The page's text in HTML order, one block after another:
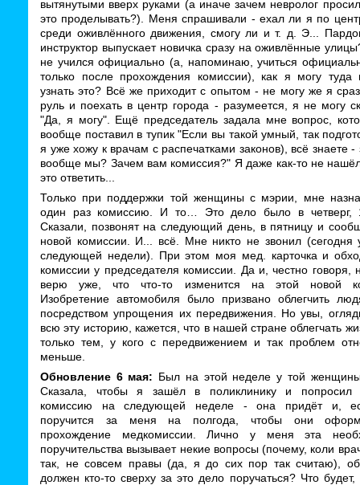
вытянутыми вверх руками (а иначе зачем невролог
это проделывать?). Меня спрашивали - ехал ли я по
среди оживлённого движения, смогу ли и т. д. Э...
инструктор выпускает новичка сразу на оживлённые
не учился официально (а, напоминаю, учиться
только после прохождения комиссии), как я могу туда
узнать это? Всё же приходит с опытом - не могу же я
руль и поехать в центр города - разумеется, я не могу
"Да, я могу". Ещё председатель задала мне вопрос,
вообще поставил в тупик "Если вы такой умный, так
я уже хожу к врачам с распечатками законов), всё знаете
вообще мы? Зачем вам комиссия?" Я даже как-то не
это ответить...
Только при поддержки той женщины с мэрии, мне
один раз комиссию. И то… Это дело было в четверг,
Сказали, позвонят на следующий день, в пятницу и
новой комиссии. И... всё. Мне никто не звонил (сегодня
следующей недели). При этом моя мед. карточка и
комиссии у председателя комиссии. Да и, честно говоря,
верю уже, что что-то изменится на этой новой
Изобретение автомобиля было призвано облегчить
посредством упрощения их передвижения. Но увы,
всю эту историю, кажется, что в нашей стране облегчать
только тем, у кого с передвижением и так проблем
меньше.
Обновление 6 мая: Был на этой неделе у той
Сказала, чтобы я зашёл в поликлинику и попросил
комиссию на следующей неделе - она придёт и,
поручится за меня на полгода, чтобы они
прохождение медкомиссии. Лично у меня эта
поручительства вызывает некие вопросы (почему, коли
так, не совсем правы (да, я до сих пор так считаю),
должен кто-то сверху за это дело поручаться? Что